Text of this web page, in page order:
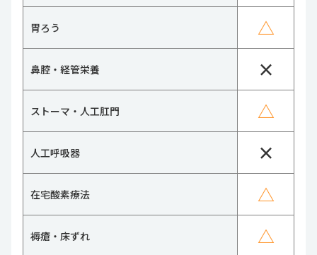
胃ろう △
鼻腔・経管栄養 ×
ストーマ・人工肛門 △
人工呼吸器 ×
在宅酸素療法 △
褥瘡・床ずれ △